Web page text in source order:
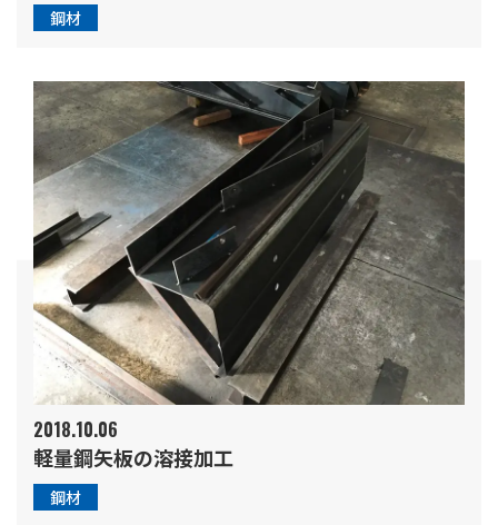
鋼材
2018.10.06
軽量鋼矢板の溶接加工
鋼材